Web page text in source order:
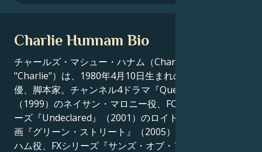
Charlie Hunnam Bio
チャールズ・マシュー・ハナム（Charles Matthew
"Charlie"）は、1980年4月10日生まれのイギリス人俳
優、脚本家。チャンネル4ドラマ『Queer as Folk』
（1999）のネイサン・マロニー役、FOXコメディシリ
ーズ『Undeclared』（2001）のロイド・ヘイス役、映
画『グリーン・ストリート』（2005）のピート・ダン
ハム役、FXシリーズ『サンズ・オブ・アナーキー』の